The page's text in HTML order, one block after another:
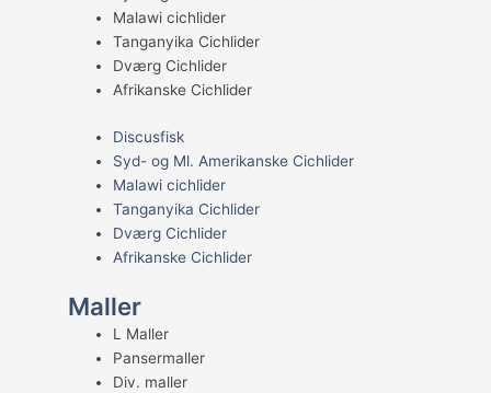
Malawi cichlider
Tanganyika Cichlider
Dværg Cichlider
Afrikanske Cichlider
Discusfisk
Syd- og Ml. Amerikanske Cichlider
Malawi cichlider
Tanganyika Cichlider
Dværg Cichlider
Afrikanske Cichlider
Maller
L Maller
Pansermaller
Div. maller